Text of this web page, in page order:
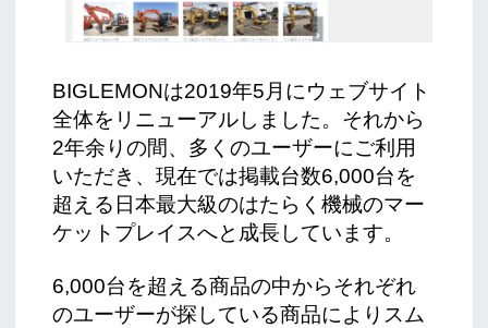
BIGLEMONは2019年5月にウェブサイト
全体をリニューアルしました。それから
2年余りの間、多くのユーザーにご利用
いただき、現在では掲載台数6,000台を
超える日本最大級のはたらく機械のマー
ケットプレイスへと成長しています。
6,000台を超える商品の中からそれぞれ
のユーザーが探している商品によりスム